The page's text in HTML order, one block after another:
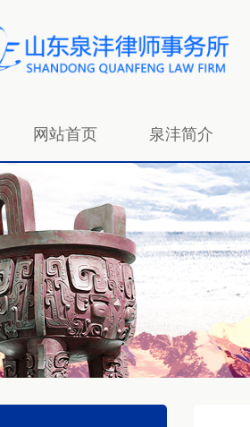
网站首页 泉沣简介